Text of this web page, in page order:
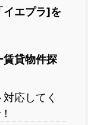
イエプラ]を
賃貸物件探
応してく